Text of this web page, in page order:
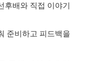
후배와 직접 이야기
준비하고 피드백을